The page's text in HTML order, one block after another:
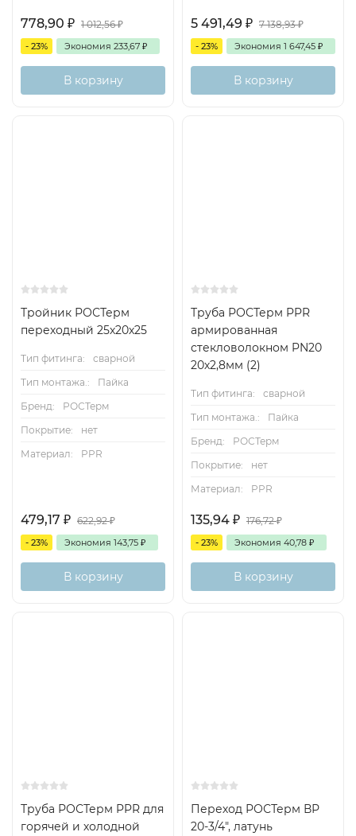
778,90 ₽ 1 012,56₽
- 23% Экономия 233,67 ₽
В корзину
5 491,49 ₽ 7 138,93₽
- 23% Экономия 1 647,45 ₽
В корзину
Тройник РОСТерм
переходный 25х20х25
Тип фитинга:
сварной
Тип монтажа.:
Пайка
Бренд:
РОСТерм
Покрытие:
нет
Материал:
PPR
479,17 ₽ 622,92₽
- 23% Экономия 143,75 ₽
В корзину
Труба РОСТерм PPR
армированная
стекловолокном PN20
20х2,8мм (2)
Тип фитинга:
сварной
Тип монтажа.:
Пайка
Бренд:
РОСТерм
Покрытие:
нет
Материал:
PPR
135,94 ₽ 176,72₽
- 23% Экономия 40,78 ₽
В корзину
Труба РОСТерм PPR для
горячей и холодной
Переход РОСТерм ВР
20-3/4", латунь